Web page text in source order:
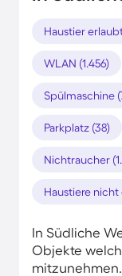
Haustier
WLAN (1.456)
Spülmaschine
Parkplatz (38)
Nichtraucher
Haustiere nicht
In Südliche
Objekte